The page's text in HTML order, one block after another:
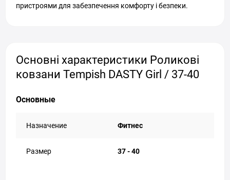
пристроями для забезпечення комфорту і безпеки.
Основні характеристики Роликові
ковзани Tempish DASTY Girl / 37-40
Основные
Назначение Фитнес
Размер 37 - 40